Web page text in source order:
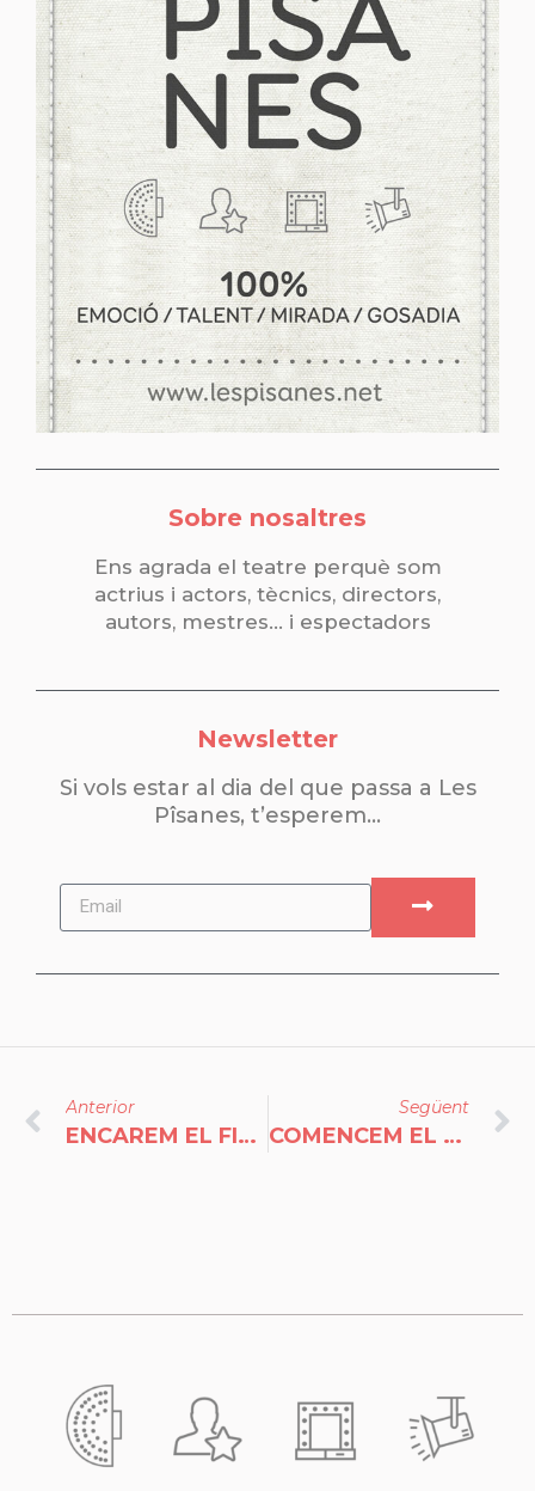
Sobre nosaltres
Ens agrada el teatre perquè som
actrius i actors, tècnics, directors,
autors, mestres… i espectadors
Newsletter
Si vols estar al dia del que passa a Les
Pîsanes, t’esperem…
Anterior
ENCAREM EL FINAL DE CURS I PREPAREM EL 23/24!
Següent
COMENCEM EL CURS AMB NOVETATS!